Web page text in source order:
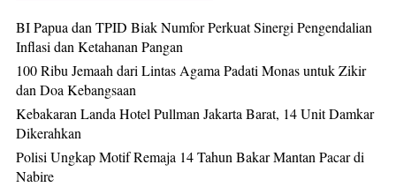
BI Papua dan TPID Biak Numfor Perkuat Sinergi Pengendalian
Inflasi dan Ketahanan Pangan
100 Ribu Jemaah dari Lintas Agama Padati Monas untuk Zikir
dan Doa Kebangsaan
Kebakaran Landa Hotel Pullman Jakarta Barat, 14 Unit Damkar
Dikerahkan
Polisi Ungkap Motif Remaja 14 Tahun Bakar Mantan Pacar di
Nabire